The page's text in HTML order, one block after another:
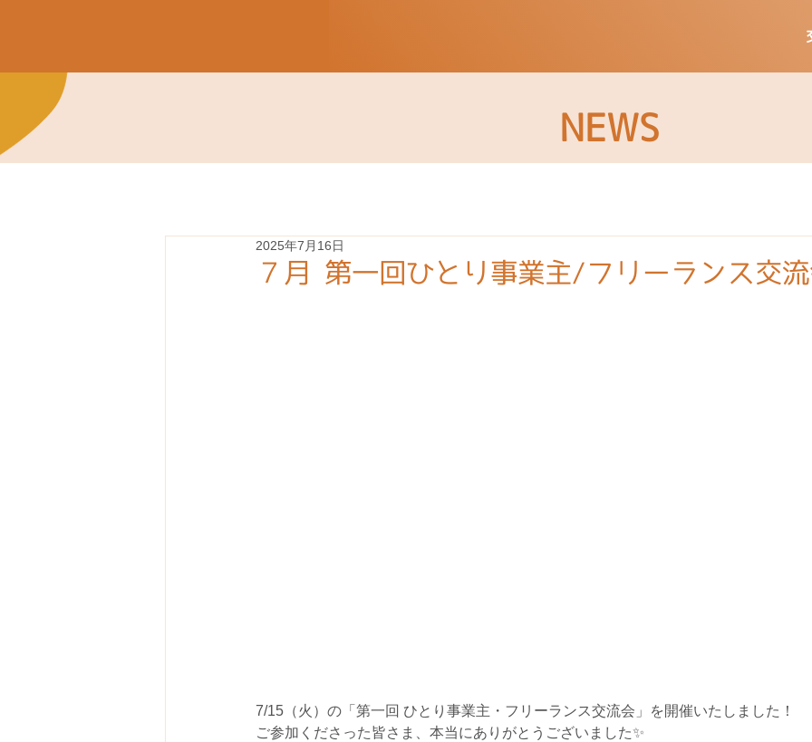
NEWS
７月 第一回ひとり事業主/フリーランス交
2025年7月16日
7/15（火）の「第一回 ひとり事業主・フリーランス交流会」を開催いたしました！
ご参加くださった皆さま、本当にありがとうございました✨